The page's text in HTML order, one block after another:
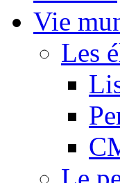
Vie
Les